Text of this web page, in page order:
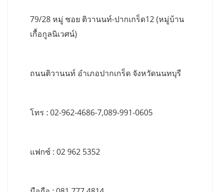
79/28 หมู่ ซอย ติวานนท์-ปากเกร็ด12 (หมู่บ้าน
เกื้อกูลนิเวศน์)
ถนนติวานนท์ อำเภอปากเกร็ด จังหวัดนนทบุรี
โทร : 02-962-4686-7,089-991-0605
แฟกซ์ : 02 962 5352